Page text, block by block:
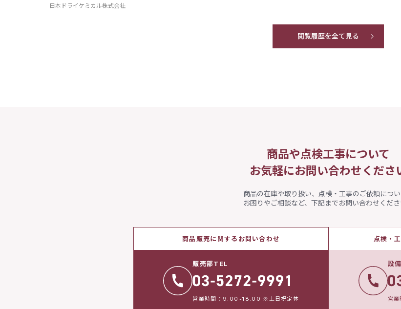
日本ドライケミカル株式会社
閲覧履歴を全て見る
商品や点検工事について
お気軽にお問い合わせくださ
商品の在庫や取り扱い、点検・工事のご依頼につい
お困りやご相談など、下記までお問い合わせくださ
商品販売に関するお問い合わせ
販売部TEL
営業時間：9:00~18:00 ※土日祝定休
点検・
設
営